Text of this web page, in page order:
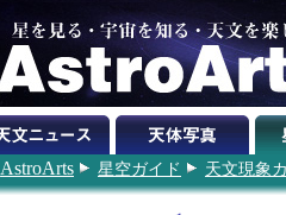
AstroArts 星空ガイド 天文現象